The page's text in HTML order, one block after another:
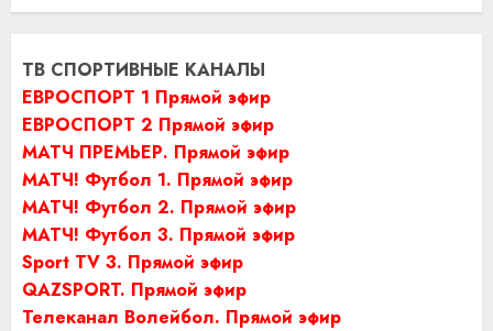
ТВ СПОРТИВНЫЕ КАНАЛЫ
ЕВРОСПОРТ 1 Прямой эфир
ЕВРОСПОРТ 2 Прямой эфир
МАТЧ ПРЕМЬЕР. Прямой эфир
МАТЧ! Футбол 1. Прямой эфир
МАТЧ! Футбол 2. Прямой эфир
МАТЧ! Футбол 3. Прямой эфир
Sport TV 3. Прямой эфир
QAZSPORT. Прямой эфир
Телеканал Волейбол. Прямой эфир